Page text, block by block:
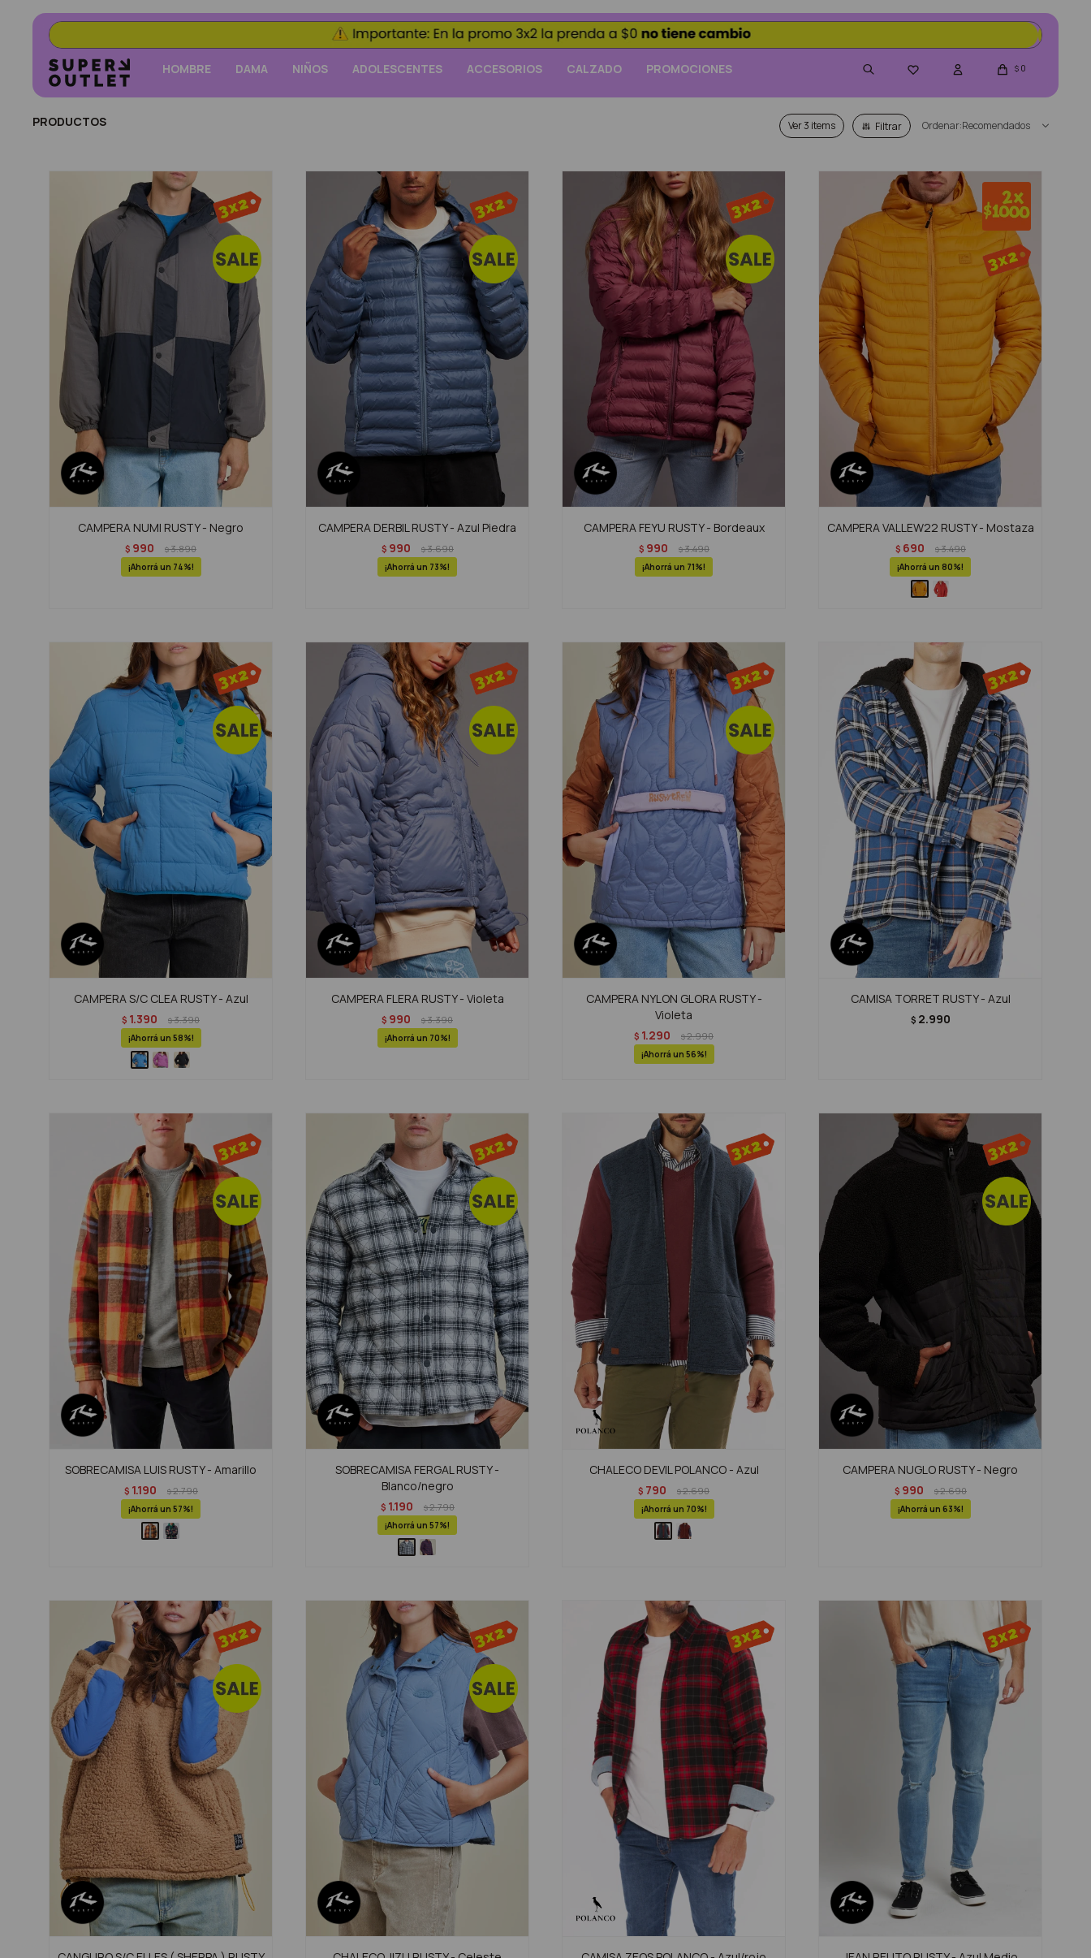
HOMBRE DAMA NIÑOS ADOLESCENTES ACCESORIOS CALZADO PROMOCIONES  $ 0
PRODUCTOS Ver Recomendados
CAMPERA NUMI RUSTY - Negro
$ 990 $3.890
74
CAMPERA DERBIL RUSTY - Azul Piedra
$ 990 $3.690
73
CAMPERA FEYU RUSTY - Bordeaux
$ 990 $3.490
71
CAMPERA VALLEW22 RUSTY - Mostaza
$ 690 $3.490
80
CAMPERA S/C CLEA RUSTY - Azul
$ 1.390 $3.390
58
CAMPERA FLERA RUSTY - Violeta
$ 990 $3.390
70
CAMPERA NYLON GLORA RUSTY -
Violeta
$ 1.290 $2.990
56
CAMISA TORRET RUSTY - Azul
$ 2.990
SOBRECAMISA LUIS RUSTY - Amarillo
$ 1.190 $2.790
57
SOBRECAMISA FERGAL RUSTY -
Blanco/negro
$ 1.190 $2.790
57
CHALECO DEVIL POLANCO - Azul
$ 790 $2.690
70
CAMPERA NUGLO RUSTY - Negro
$ 990 $2.690
63